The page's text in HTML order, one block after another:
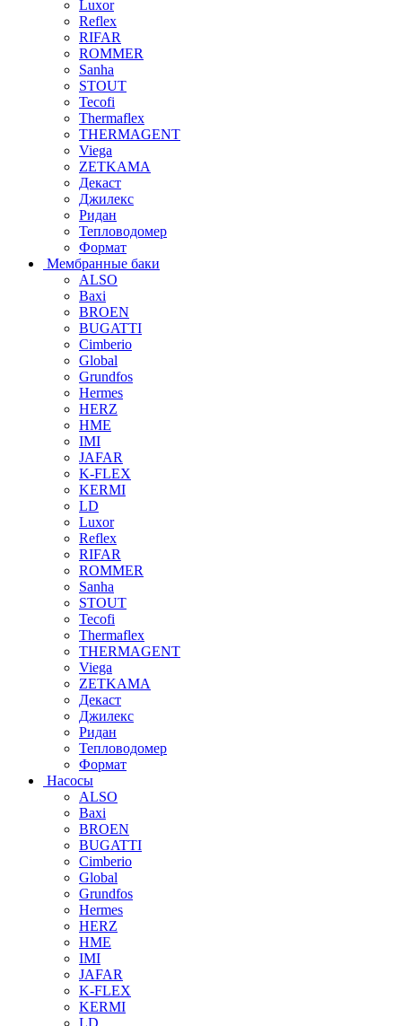
Luxor
Reflex
RIFAR
ROMMER
Sanha
STOUT
Tecofi
Thermaflex
THERMAGENT
Viega
ZETKAMA
Декаст
Джилекс
Ридан
Тепловодомер
Формат
Мембранные баки
ALSO
Baxi
BROEN
BUGATTI
Cimberio
Global
Grundfos
Hermes
HERZ
HME
IMI
JAFAR
K-FLEX
KERMI
LD
Luxor
Reflex
RIFAR
ROMMER
Sanha
STOUT
Tecofi
Thermaflex
THERMAGENT
Viega
ZETKAMA
Декаст
Джилекс
Ридан
Тепловодомер
Формат
Насосы
ALSO
Baxi
BROEN
BUGATTI
Cimberio
Global
Grundfos
Hermes
HERZ
HME
IMI
JAFAR
K-FLEX
KERMI
LD